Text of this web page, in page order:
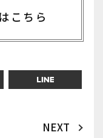
こちら
NEXT